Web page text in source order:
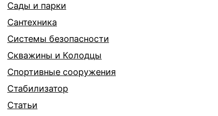
Сады и парки
Сантехника
Системы безопасности
Скважины и Колодцы
Спортивные сооружения
Стабилизатор
Статьи